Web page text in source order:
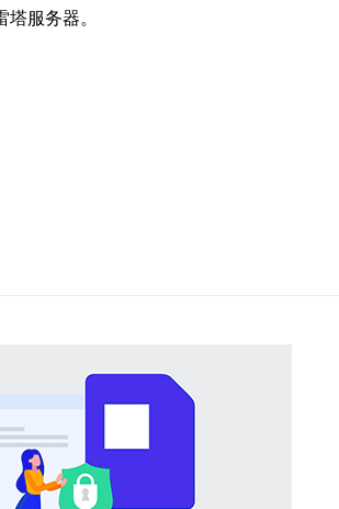
服务器。